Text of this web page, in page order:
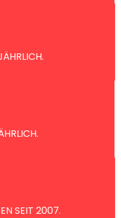
SEIT 2007.